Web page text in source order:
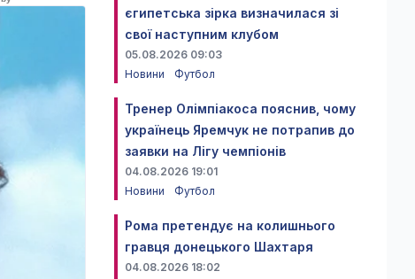
єгипетська зірка визначилася зі
свої наступним клубом
05.08.2026 09:03
Новини
Футбол
Тренер Олімпіакоса пояснив, чому
українець Яремчук не потрапив до
заявки на Лігу чемпіонів
04.08.2026 19:01
Новини
Футбол
Рома претендує на колишнього
гравця донецького Шахтаря
04.08.2026 18:02